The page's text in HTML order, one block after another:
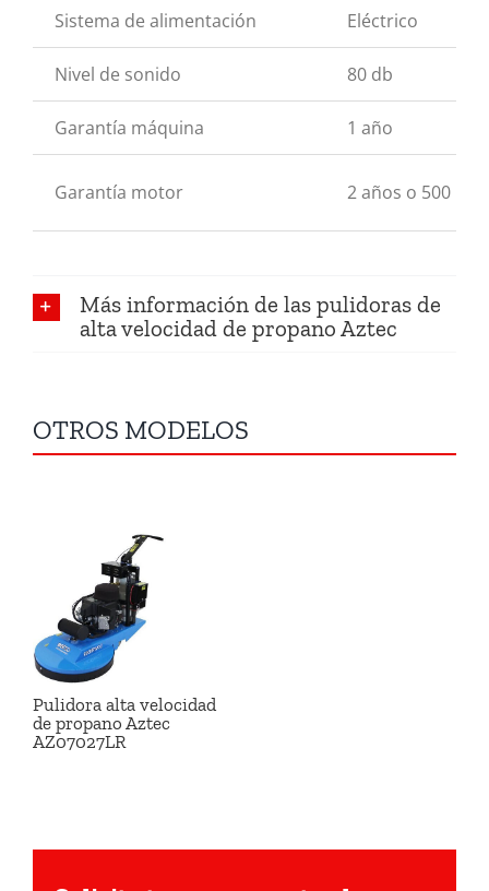
Sistema de alimentación Eléctrico
Nivel de sonido 80 db
Garantía máquina 1 año
Garantía motor 2 años o 500
Más información de las pulidoras de
alta velocidad de propano Aztec
OTROS MODELOS
Pulidora alta velocidad
de propano Aztec
AZ07027LR